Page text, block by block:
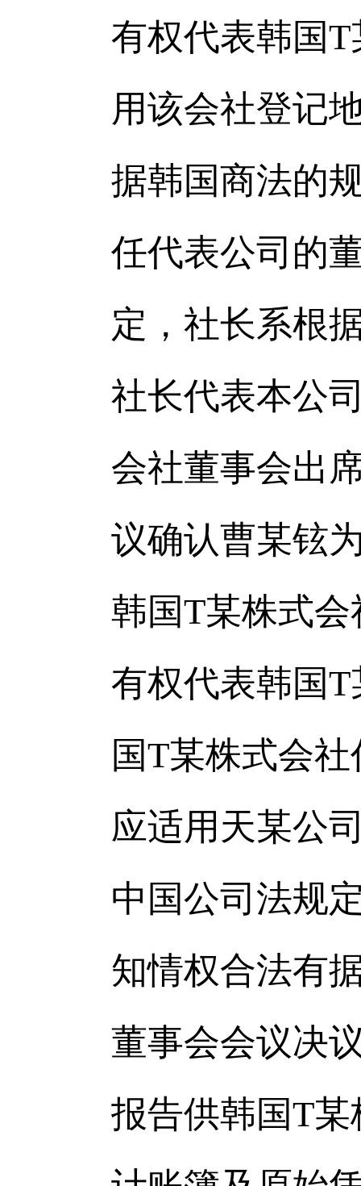
有权代表韩国
用该会社登记
据韩国商法的
任代表公司的
定，社长系根
社长代表本公
会社董事会出
议确认曹某铉
韩国T某株式
有权代表韩国
国T某株式会
应适用天某公
中国公司法规
知情权合法有
董事会会议决
报告供韩国T